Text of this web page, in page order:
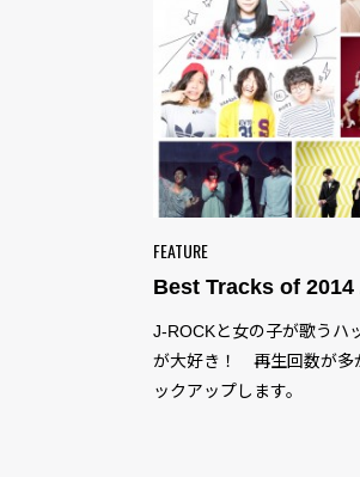
FEATURE
Best Tracks of
J-ROCKと女の子が歌うハ
が大好き！ 再生回数が多
ックアップします。